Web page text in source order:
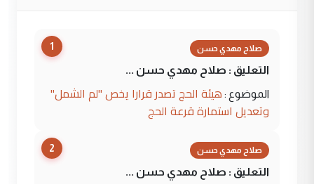
1 صلاح مهدي حسن
التعليق : صلاح مهدي حسن ...
الموضوع : هيئة الحج تصدر قرارا يخص "لم الشمل"
وتعديل استمارة قرعة الحج
2 صلاح مهدي حسن
التعليق : صلاح مهدي حسن ...